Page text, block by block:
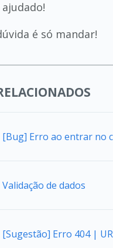
é só mandar!
[Bug] Erro ao entrar no
Validação de dados
[Sugestão] Erro 404 |